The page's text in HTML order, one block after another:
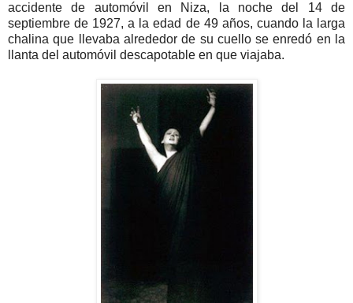
accidente de automóvil en Niza, la noche del 14 de
septiembre de 1927, a la edad de 49 años, cuando la larga
chalina que llevaba alrededor de su cuello se enredó en la
llanta del automóvil descapotable en que viajaba.